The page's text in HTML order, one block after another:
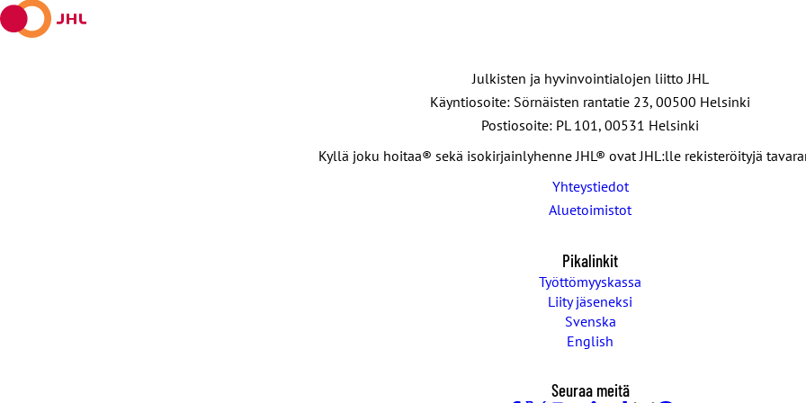
Julkisten ja hyvinvointialojen liitto JHL
Käyntiosoite: Sörnäisten rantatie 23, 00500 Helsinki
Postiosoite: PL 101, 00531 Helsinki
Kyllä joku hoitaa® sekä isokirjainlyhenne JHL® ovat JHL:lle rekisteröityjä
Yhteystiedot
Aluetoimistot
Pikalinkit
Työttömyyskassa
Liity jäseneksi
Svenska
English
Seuraa meitä